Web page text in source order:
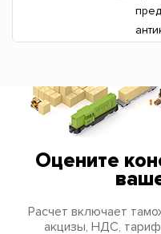
Оцените
Расчет включает
акцизы, НДС,